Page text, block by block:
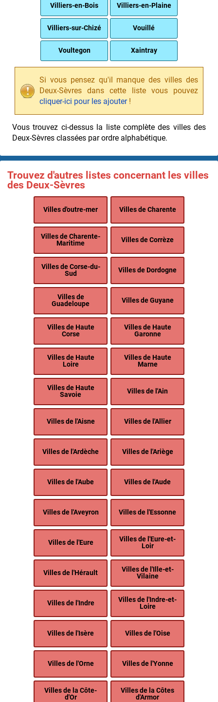
Villiers-en-Bois Villiers-en-Plaine
Villiers-sur-Chizé Vouillé
Voultegon Xaintray
Si vous pensez qu'il manque des villes des
Deux-Sèvres dans cette liste vous pouvez
cliquer-ici pour les ajouter!
Vous trouvez ci-dessus la liste complète des villes des
Deux-Sèvres classées par ordre alphabétique.
Trouvez d'autres listes concernant les villes
des Deux-Sèvres
Villes d'outre-mer Villes de Charente
Villes de Charente-
Maritime
Villes de Corrèze
Villes de Corse-du-
Sud
Villes de Dordogne
Villes de
Guadeloupe
Villes de Guyane
Villes de Haute
Corse
Villes de Haute
Garonne
Villes de Haute
Loire
Villes de Haute
Marne
Villes de Haute
Savoie
Villes de l'Ain
Villes de l'Aisne Villes de l'Allier
Villes de l'Ardèche Villes de l'Ariège
Villes de l'Aube Villes de l'Aude
Villes de l'Aveyron Villes de l'Essonne
Villes de l'Eure
Villes de l'Eure-et-
Loir
Villes de l'Hérault
Villes de l'Ille-et-
Vilaine
Villes de l'Indre
Villes de l'Indre-et-
Loire
Villes de l'Isère Villes de l'Oise
Villes de l'Orne Villes de l'Yonne
Villes de la Côte-
d'Or
Villes de la Côtes
d'Armor